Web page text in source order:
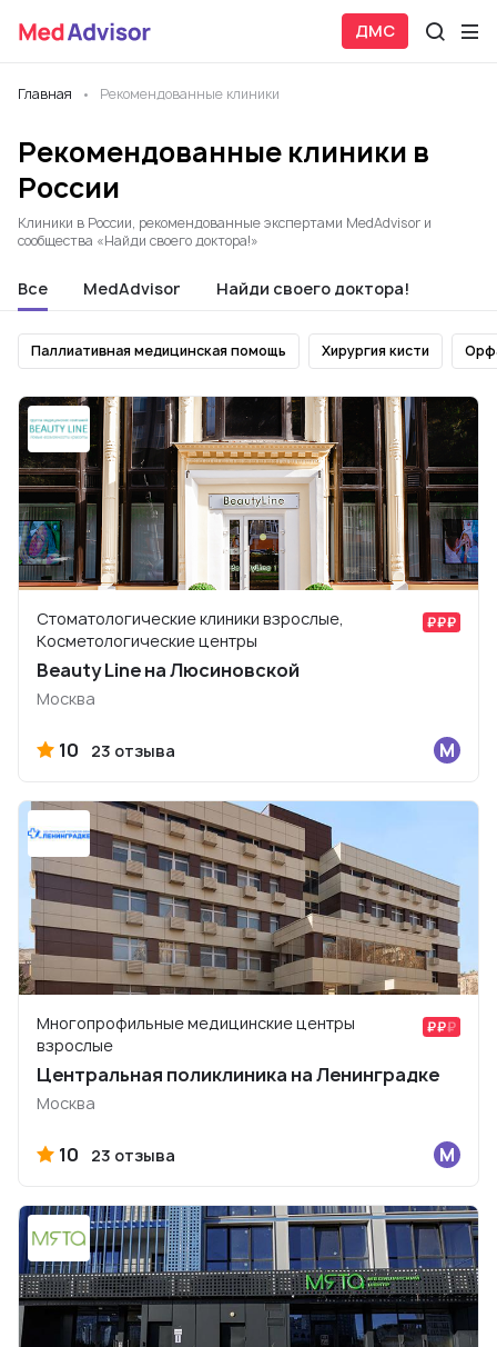
ДМС
Главная Рекомендованные клиники
Рекомендованные клиники в
России
Клиники в России, рекомендованные экспертами MedAdvisor и
сообщества «Найди своего доктора!»
Все MedAdvisor Найди своего доктора!
Паллиативная медицинская помощь Хирургия кисти
Стоматологические клиники взрослые,
Косметологические центры
Beauty Line на Люсиновской
Москва
10 23 отзыва
Многопрофильные медицинские центры
взрослые
Центральная поликлиника на Ленинградке
Москва
10 23 отзыва